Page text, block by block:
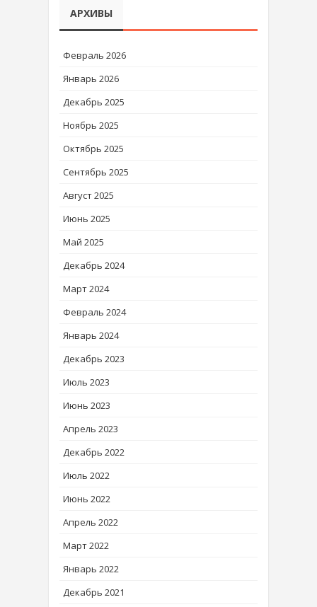
АРХИВЫ
Февраль 2026
Январь 2026
Декабрь 2025
Ноябрь 2025
Октябрь 2025
Сентябрь 2025
Август 2025
Июнь 2025
Май 2025
Декабрь 2024
Март 2024
Февраль 2024
Январь 2024
Декабрь 2023
Июль 2023
Июнь 2023
Апрель 2023
Декабрь 2022
Июль 2022
Июнь 2022
Апрель 2022
Март 2022
Январь 2022
Декабрь 2021